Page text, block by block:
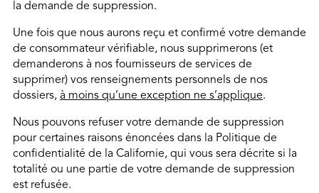
la demande de suppression.
Une fois que nous aurons reçu et confirmé votre demande
de consommateur vérifiable, nous supprimerons (et
demanderons à nos fournisseurs de services de
supprimer) vos renseignements personnels de nos
dossiers, à moins qu’une exception ne s’applique.
Nous pouvons refuser votre demande de suppression
pour certaines raisons énoncées dans la Politique de
confidentialité de la Californie, qui vous sera décrite si la
totalité ou une partie de votre demande de suppression
est refusée.